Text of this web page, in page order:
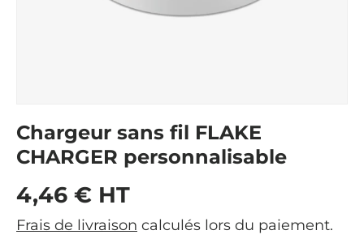
Chargeur sans fil FLAKE
CHARGER personnalisable
Prix habituel
4,46 € HT
Frais de livraison calculés lors du paiement.